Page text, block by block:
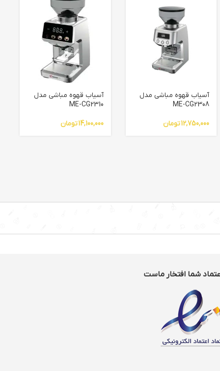
آسیاب قهوه مباشی مدل
ME-CG2308
12,750,000تومان
آسیاب قهوه مباشی مدل
ME-CG2310
14,100,000تومان
شما افتخار ماست